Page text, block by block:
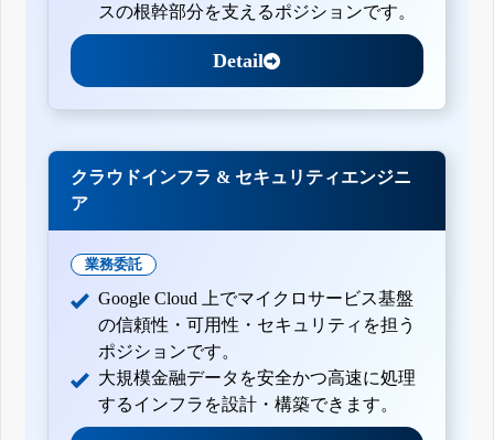
スの根幹部分を支えるポジションです。
Detail
クラウドインフラ & セキュリティエンジニ
ア
業務委託
Google Cloud 上でマイクロサービス基盤
の信頼性・可用性・セキュリティを担う
ポジションです。
大規模金融データを安全かつ高速に処理
するインフラを設計・構築できます。